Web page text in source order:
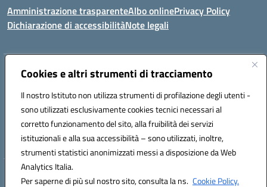
Cookies e altri strumenti di tracciamento
Il nostro Istituto non utilizza strumenti di profilazione degli utenti -
sono utilizzati esclusivamente cookies tecnici necessari al
corretto funzionamento del sito, alla fruibilità dei servizi
istituzionali e alla sua accessibilità – sono utilizzati, inoltre,
strumenti statistici anonimizzati messi a disposizione da Web
Analytics Italia.
Per saperne di più sul nostro sito, consulta la ns. Cookie Policy.
Amministrazione trasparenteAlbo onlinePrivacy Policy
Dichiarazione di accessibilitàNote legali
Indirizzo:Via Tirso, 07011 Bono (SS)
Posta elettronica certificata (PEC):ssic820006@pec.istruzione.it
Codice fiscale: 81000530907
Codice meccanografico: SSIC820006
Hosting & Powered by 3D Solution S.r.l.